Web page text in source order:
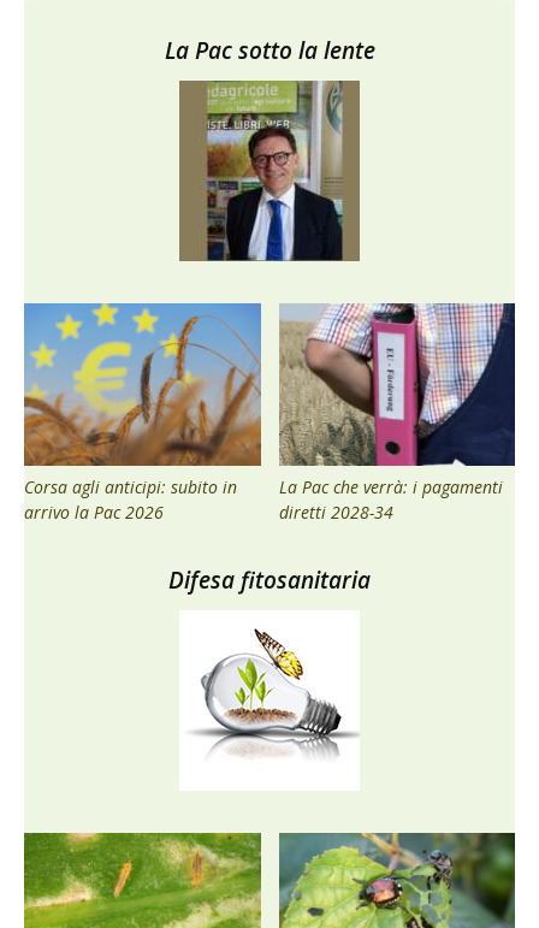
La Pac sotto la lente
Corsa agli anticipi: subito in
arrivo la Pac 2026
La Pac che verrà: i pagamenti
diretti 2028-34
Difesa fitosanitaria